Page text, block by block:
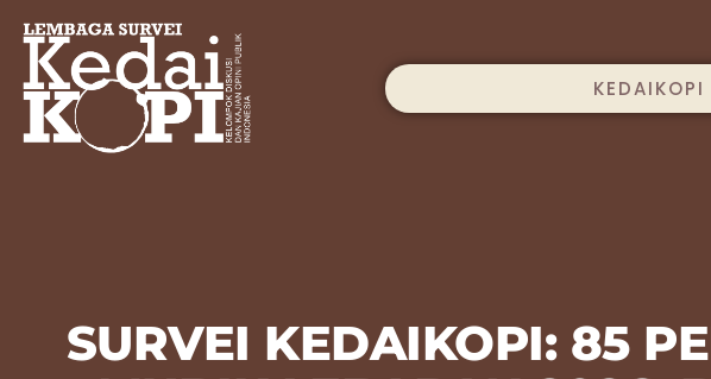
KEDAIKOPI
SURVEI KEDAIKOPI: 85